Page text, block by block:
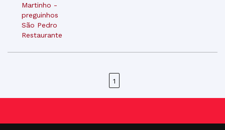
Martinho -
preguinhos
São Pedro
Restaurante
1